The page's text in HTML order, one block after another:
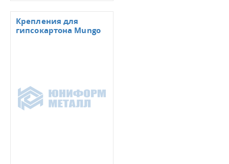
Крепления для
гипсокартона Mungo